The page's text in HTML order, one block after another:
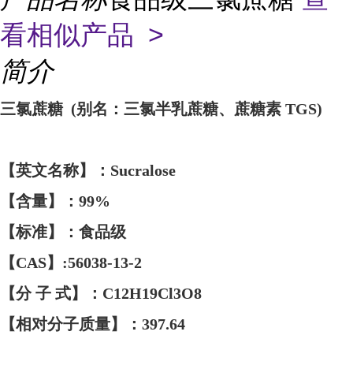
看相似产品 >
简介
三氯蔗糖 (别名：三氯半乳蔗糖、蔗糖素 TGS)
【英文名称】： Sucralose
【含量】： 99%
【标准】：食品级
【CAS】:56038-13-2
【分 子 式】： C12H19Cl3O8
【相对分子质量】： 397.64